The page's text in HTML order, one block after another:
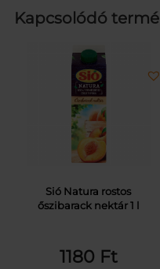
Kapcsolódó
Sió Natura rostos
őszibarack nektár 1 l
1180 Ft